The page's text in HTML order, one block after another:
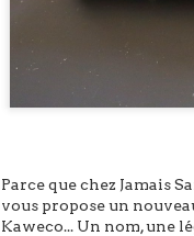
Parce que chez Jamais
vous propose un
Kaweco... Un nom, une